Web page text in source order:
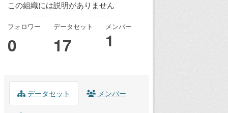
この組織には説明がありません
フォロワー
0
データセット
17
メンバー
1
データセット メンバー